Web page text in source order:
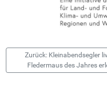
Zurück: Kleinabendsegler
Fledermaus des Jahres